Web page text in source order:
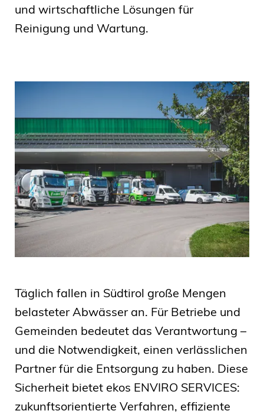
und wirtschaftliche Lösungen für
Reinigung und Wartung.
Täglich fallen in Südtirol große Mengen
belasteter Abwässer an. Für Betriebe und
Gemeinden bedeutet das Verantwortung –
und die Notwendigkeit, einen verlässlichen
Partner für die Entsorgung zu haben. Diese
Sicherheit bietet ekos ENVIRO SERVICES:
zukunftsorientierte Verfahren, effiziente